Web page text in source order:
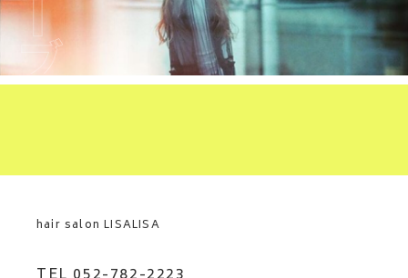
hair salon LISALISA